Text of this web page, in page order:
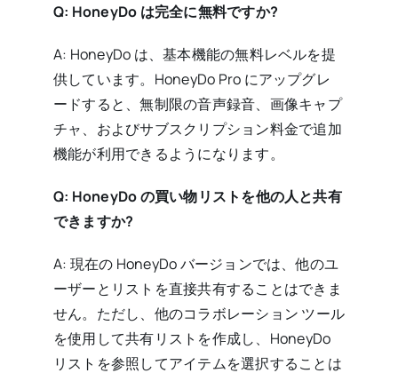
Q: HoneyDo は完全に無料ですか?
A: HoneyDo は、基本機能の無料レベルを提
供しています。HoneyDo Pro にアップグレ
ードすると、無制限の音声録音、画像キャプ
チャ、およびサブスクリプション料金で追加
機能が利用できるようになります。
Q: HoneyDo の買い物リストを他の人と共有
できますか?
A: 現在の HoneyDo バージョンでは、他のユ
ーザーとリストを直接共有することはできま
せん。ただし、他のコラボレーション ツール
を使用して共有リストを作成し、HoneyDo
リストを参照してアイテムを選択することは